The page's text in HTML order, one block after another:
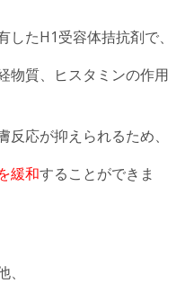
たH1受容体拮抗剤で、
物質、ヒスタミンの作用
応が抑えられるため、
緩和することができま